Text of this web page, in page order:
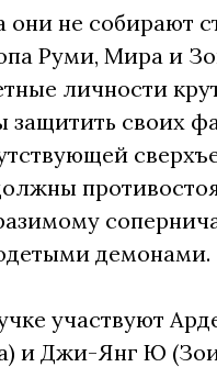
они не собирают
Руми, Мира и
личности
защитить своих
демонами.
участвуют
и Джи-Янг Ю